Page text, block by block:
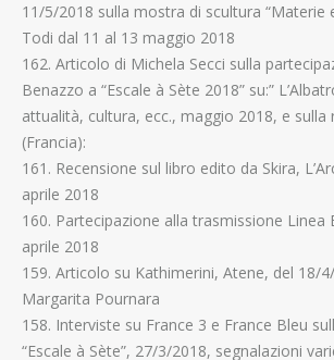
11/5/2018 sulla mostra di scultura “Materie
Todi dal 11 al 13 maggio 2018
162. Articolo di Michela Secci sulla
Benazzo a “Escale à Sète 2018” su:”
attualità, cultura, ecc., maggio 2018, e sulla
(Francia):
161. Recensione sul libro edito da Skira,
aprile 2018
160. Partecipazione alla trasmissione Linea
aprile 2018
159. Articolo su Kathimerini, Atene, del 18/
Margarita Pournara
158. Interviste su France 3 e France Bleu
“Escale à Sète”, 27/3/2018, segnalazioni